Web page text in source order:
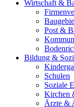
Wirtschaft &
Post &
Bildung &
Schulen
Soziale
Kirchen
Ärzte &